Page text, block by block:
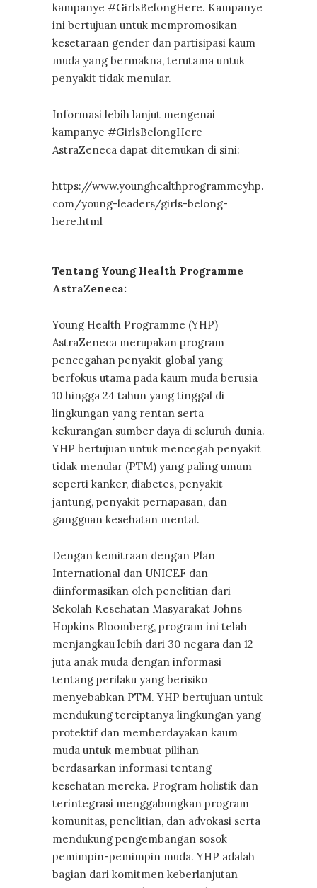
kampanye #GirlsBelongHere. Kampanye
ini bertujuan untuk mempromosikan
kesetaraan gender dan partisipasi kaum
muda yang bermakna, terutama untuk
penyakit tidak menular.
Informasi lebih lanjut mengenai
kampanye #GirlsBelongHere
AstraZeneca dapat ditemukan di sini:
https://www.younghealthprogrammeyhp.
com/young-leaders/girls-belong-
here.html
Tentang Young Health Programme
AstraZeneca:
Young Health Programme (YHP)
AstraZeneca merupakan program
pencegahan penyakit global yang
berfokus utama pada kaum muda berusia
10 hingga 24 tahun yang tinggal di
lingkungan yang rentan serta
kekurangan sumber daya di seluruh dunia.
YHP bertujuan untuk mencegah penyakit
tidak menular (PTM) yang paling umum
seperti kanker, diabetes, penyakit
jantung, penyakit pernapasan, dan
gangguan kesehatan mental.
Dengan kemitraan dengan Plan
International dan UNICEF dan
diinformasikan oleh penelitian dari
Sekolah Kesehatan Masyarakat Johns
Hopkins Bloomberg, program ini telah
menjangkau lebih dari 30 negara dan 12
juta anak muda dengan informasi
tentang perilaku yang berisiko
menyebabkan PTM. YHP bertujuan untuk
mendukung terciptanya lingkungan yang
protektif dan memberdayakan kaum
muda untuk membuat pilihan
berdasarkan informasi tentang
kesehatan mereka. Program holistik dan
terintegrasi menggabungkan program
komunitas, penelitian, dan advokasi serta
mendukung pengembangan sosok
pemimpin-pemimpin muda. YHP adalah
bagian dari komitmen keberlanjutan